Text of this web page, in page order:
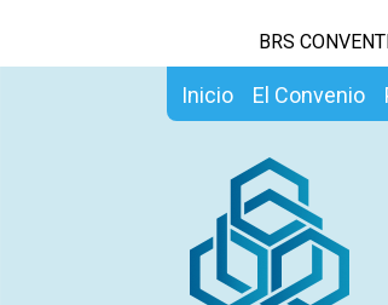
BRS
Inicio El Convenio